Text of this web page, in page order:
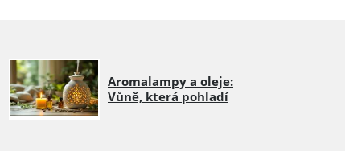
Aromalampy a oleje:
Vůně, která pohladí